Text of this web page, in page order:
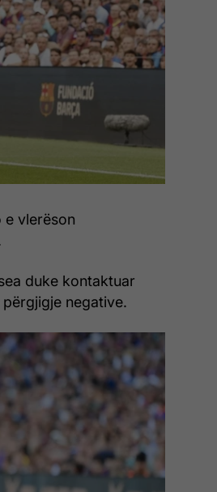
e vlerëson
duke kontaktuar
negative.